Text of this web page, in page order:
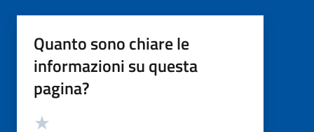
Quanto sono chiare le
informazioni su questa
pagina?
Valutazione